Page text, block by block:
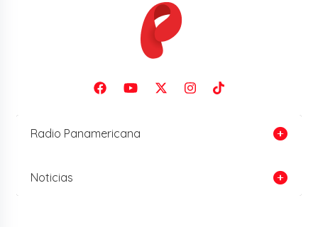
Radio Panamericana
Noticias